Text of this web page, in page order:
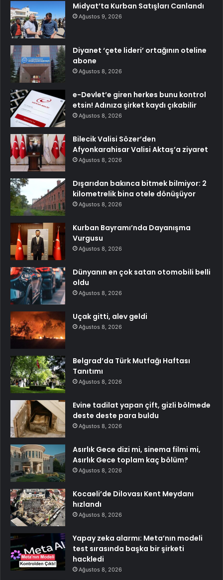
Midyat’ta Kurban Satışları Canlandı
Ağustos 9, 2026
Diyanet ‘çete lideri’ ortağının oteline
abone
Ağustos 8, 2026
e-Devlet’e giren herkes bunu kontrol
etsin! Adınıza şirket kaydı çıkabilir
Ağustos 8, 2026
Bilecik Valisi Sözer’den
Afyonkarahisar Valisi Aktaş’a ziyaret
Ağustos 8, 2026
Dışarıdan bakınca bitmek bilmiyor: 2
kilometrelik bina otele dönüşüyor
Ağustos 8, 2026
Kurban Bayramı’nda Dayanışma
Vurgusu
Ağustos 8, 2026
Dünyanın en çok satan otomobili belli
oldu
Ağustos 8, 2026
Uçak gitti, alev geldi
Ağustos 8, 2026
Belgrad’da Türk Mutfağı Haftası
Tanıtımı
Ağustos 8, 2026
Evine tadilat yapan çift, gizli bölmede
deste deste para buldu
Ağustos 8, 2026
Asırlık Gece dizi mi, sinema filmi mi,
Asırlık Gece toplam kaç bölüm?
Ağustos 8, 2026
Kocaeli’de Dilovası Kent Meydanı
hızlandı
Ağustos 8, 2026
Yapay zeka alarmı: Meta’nın modeli
test sırasında başka bir şirketi
hackledi
Ağustos 8, 2026